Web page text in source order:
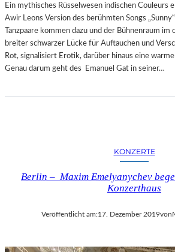
Ein mythisches Rüsselwesen indischen Couleurs
Awir Leons Version des berühmten Songs
Tanzpaare kommen dazu und der Bühnenraum
breiter schwarzer Lücke für Auftauchen und
Rot, signalisiert Erotik, darüber hinaus eine
Genau darum geht des Emanuel Gat in seiner…
KONZERTE
Berlin – Maxim Emelyanychev
Konzerthaus
Veröffentlicht am:17. Dezember 2019von